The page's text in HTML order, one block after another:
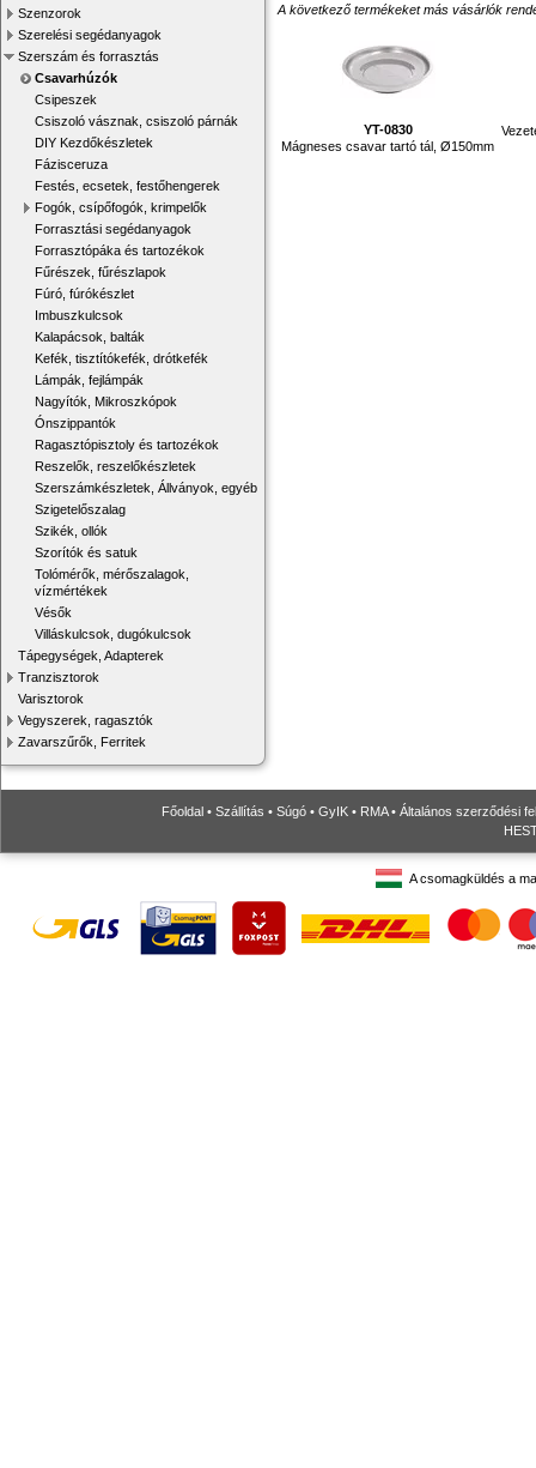
Szenzorok
Szerelési segédanyagok
Szerszám és forrasztás
Csavarhúzók
Csipeszek
Csiszoló vásznak, csiszoló párnák
DIY Kezdőkészletek
Fázisceruza
Festés, ecsetek, festőhengerek
Fogók, csípőfogók, krimpelők
Forrasztási segédanyagok
Forrasztópáka és tartozékok
Fűrészek, fűrészlapok
Fúró, fúrókészlet
Imbuszkulcsok
Kalapácsok, balták
Kefék, tisztítókefék, drótkefék
Lámpák, fejlámpák
Nagyítók, Mikroszkópok
Ónszippantók
Ragasztópisztoly és tartozékok
Reszelők, reszelőkészletek
Szerszámkészletek, Állványok, egyéb
Szigetelőszalag
Szikék, ollók
Szorítók és satuk
Tolómérők, mérőszalagok,
vízmértékek
Vésők
Villáskulcsok, dugókulcsok
Tápegységek, Adapterek
Tranzisztorok
Varisztorok
Vegyszerek, ragasztók
Zavarszűrők, Ferritek
A következő termékeket más vásárlók
YT-0830
Mágneses csavar tartó tál, Ø150mm
Főoldal • Szállítás • Súgó • GyIK • RMA• Általános szerződési
A csomagküldés a